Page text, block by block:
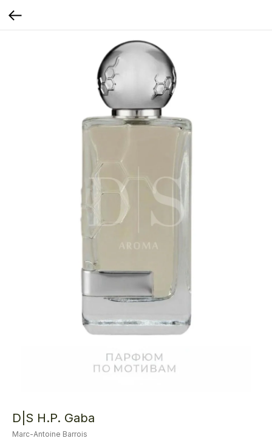
D|S H.P. Gaba
Marc-Antoine Barrois